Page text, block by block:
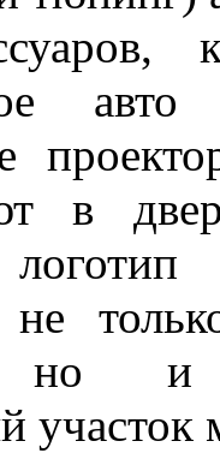
в
но и
участок